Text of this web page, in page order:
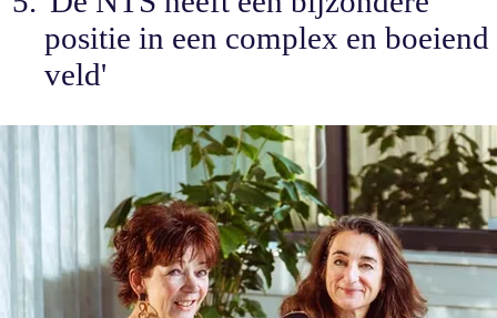
positie in een complex en boeiend
veld'